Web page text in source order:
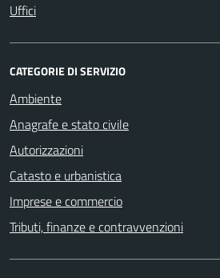
Uffici
CATEGORIE DI SERVIZIO
Ambiente
Anagrafe e stato civile
Autorizzazioni
Catasto e urbanistica
Imprese e commercio
Tributi, finanze e contravvenzioni